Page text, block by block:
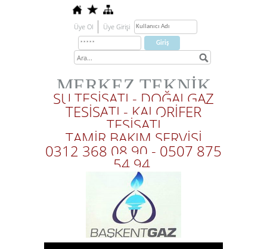
Üye Ol Üye Girişi
MERKEZ TEKNİK
SU TESİSATI - DOĞALGAZ
TESİSATI - KALORİFER
TESİSATI
TAMİR BAKIM SERVİSİ
0312 368 08 90 - 0507 875
54 94